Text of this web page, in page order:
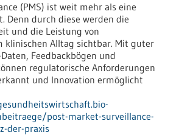
(PMS) ist weit mehr als eine
Denn durch diese werden die
und die Leistung von
klinischen Alltag sichtbar. Mit guter
Feedbackbögen und
regulatorische Anforderungen
und Innovation ermöglicht
post-market-surveillance-
der-praxis